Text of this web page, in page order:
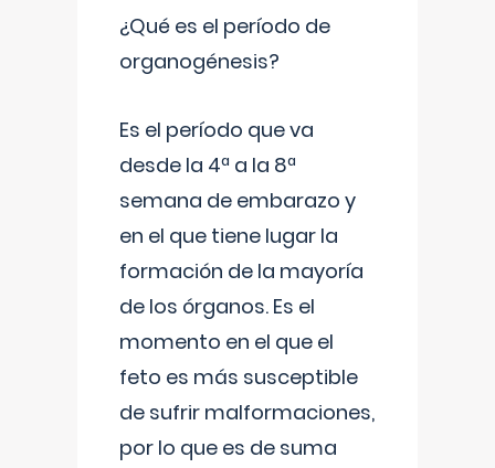
¿Qué es el período de
organogénesis?
Es el período que va
desde la 4ª a la 8ª
semana de embarazo y
en el que tiene lugar la
formación de la mayoría
de los órganos. Es el
momento en el que el
feto es más susceptible
de sufrir malformaciones,
por lo que es de suma